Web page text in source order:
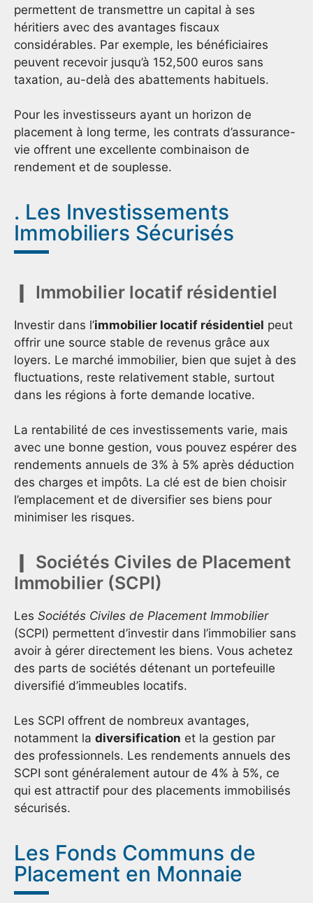
permettent de transmettre un capital à ses
héritiers avec des avantages fiscaux
considérables. Par exemple, les bénéficiaires
peuvent recevoir jusqu’à 152,500 euros sans
taxation, au-delà des abattements habituels.
Pour les investisseurs ayant un horizon de
placement à long terme, les contrats d’assurance-
vie offrent une excellente combinaison de
rendement et de souplesse.
. Les Investissements
Immobiliers Sécurisés
Immobilier locatif résidentiel
Investir dans l’immobilier locatif résidentiel peut
offrir une source stable de revenus grâce aux
loyers. Le marché immobilier, bien que sujet à des
fluctuations, reste relativement stable, surtout
dans les régions à forte demande locative.
La rentabilité de ces investissements varie, mais
avec une bonne gestion, vous pouvez espérer des
rendements annuels de 3% à 5% après déduction
des charges et impôts. La clé est de bien choisir
l’emplacement et de diversifier ses biens pour
minimiser les risques.
Sociétés Civiles de Placement
Immobilier (SCPI)
Les Sociétés Civiles de Placement Immobilier
(SCPI) permettent d’investir dans l’immobilier sans
avoir à gérer directement les biens. Vous achetez
des parts de sociétés détenant un portefeuille
diversifié d’immeubles locatifs.
Les SCPI offrent de nombreux avantages,
notamment la diversification et la gestion par
des professionnels. Les rendements annuels des
SCPI sont généralement autour de 4% à 5%, ce
qui est attractif pour des placements immobilisés
sécurisés.
Les Fonds Communs de
Placement en Monnaie